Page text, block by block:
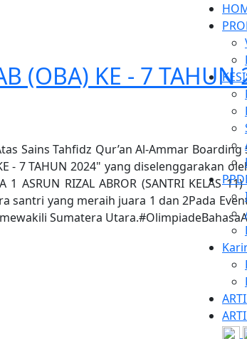
(OBA) KE - 7 TAHUN
Sains Tahfidz Qur’an Al-Ammar
- 7 TAHUN 2024" yang diselenggarakan
ASRUN RIZAL ABROR (SANTRI KELAS 11)
santri yang meraih juara 1 dan 2Pada
Sumatera